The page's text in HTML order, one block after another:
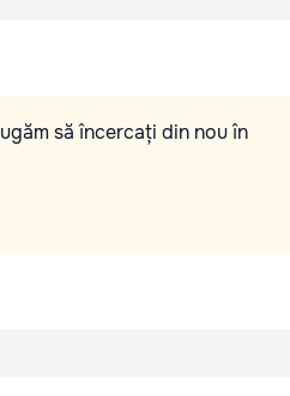
să încercați din nou în